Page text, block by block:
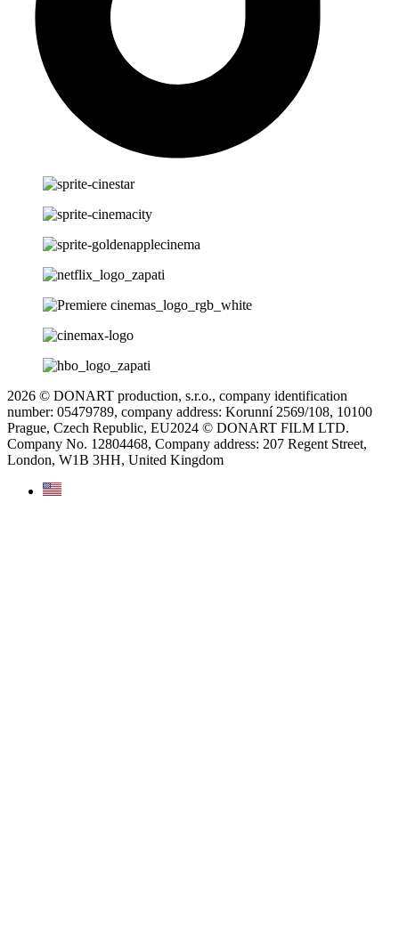
2026 © DONART production, s.r.o., company identification
number: 05479789, company address: Korunní 2569/108, 10100
Prague, Czech Republic, EU2024 © DONART FILM LTD.
Company No. 12804468, Company address: 207 Regent Street,
London, W1B 3HH, United Kingdom